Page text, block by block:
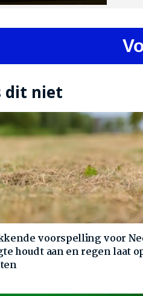
dit niet
voorspelling voor
houdt aan en regen laat